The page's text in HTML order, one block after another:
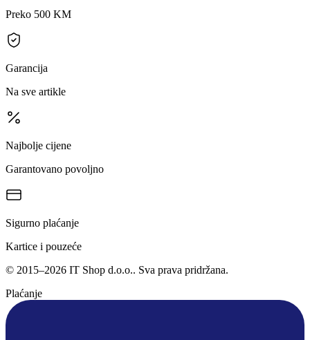
Preko 500 KM
Garancija
Na sve artikle
Najbolje cijene
Garantovano povoljno
Sigurno plaćanje
Kartice i pouzeće
© 2015–2026 IT Shop d.o.o.. Sva prava pridržana.
Plaćanje